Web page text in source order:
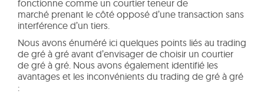
fonctionne comme un courtier teneur de
marché prenant le côté opposé d’une transaction sans
interférence d’un tiers.
Nous avons énuméré ici quelques points liés au trading
de gré à gré avant d’envisager de choisir un courtier
de gré à gré. Nous avons également identifié les
avantages et les inconvénients du trading de gré à gré
: